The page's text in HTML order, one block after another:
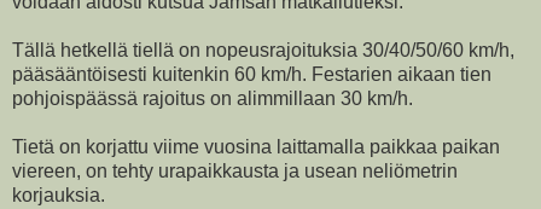
Tällä hetkellä tiellä on nopeusrajoituksia 30/40/50/60 km/h,
pääsääntöisesti kuitenkin 60 km/h. Festarien aikaan tien
pohjoispäässä rajoitus on alimmillaan 30 km/h.
Tietä on korjattu viime vuosina laittamalla paikkaa paikan
viereen, on tehty urapaikkausta ja usean neliömetrin
korjauksia.